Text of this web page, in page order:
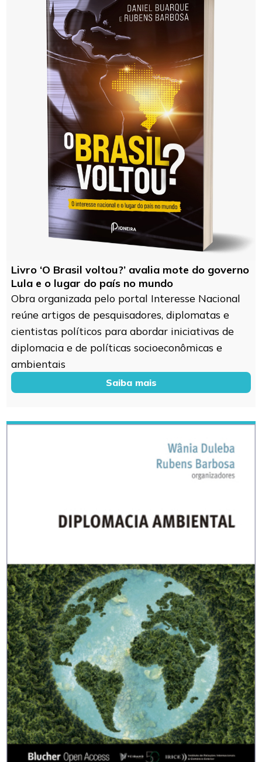
Livro ‘O Brasil voltou?’ avalia mote do governo
Lula e o lugar do país no mundo
Obra organizada pelo portal Interesse Nacional
reúne artigos de pesquisadores, diplomatas e
cientistas políticos para abordar iniciativas de
diplomacia e de políticas socioeconômicas e
ambientais
Saiba mais